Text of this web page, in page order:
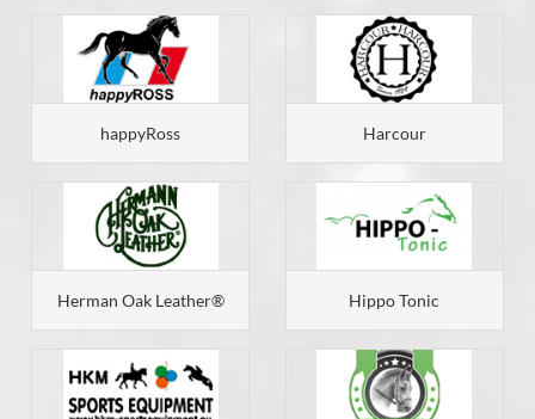
happyRoss Harcour
Herman Oak Leather® Hippo Tonic